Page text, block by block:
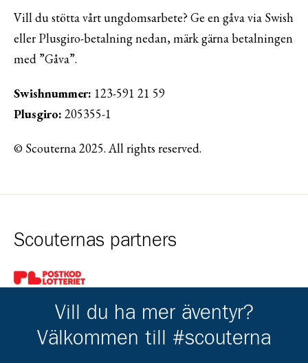
Vill du stötta vårt ungdomsarbete? Ge en gåva via Swish
eller Plusgiro-betalning nedan, märk gärna betalningen
med ”Gåva”.
Swishnummer: 123-591 21 59
Plusgiro: 205355-1
© Scouterna 2025. All rights reserved.
Scouternas partners
Gå till pl_50
Vill du ha mer äventyr?
Välkommen till #scouterna